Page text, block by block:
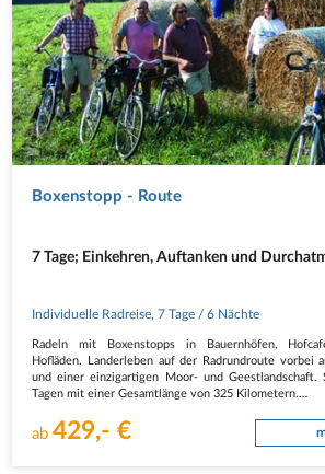
Boxenstopp - Route
7 Tage; Einkehren, Auftanken und
Individuelle Radreise,7 Tage / 6 Nächte
Radeln mit Boxenstopps in Bauernhöfen,
Hofläden. Landerleben auf der Radrundroute vorbei
und einer einzigartigen Moor- und Geestlandschaft.
Tagen mit einer Gesamtlänge von 325 Kilometern.
1. Tag Individuelle Anreise nach…
ab429,- €